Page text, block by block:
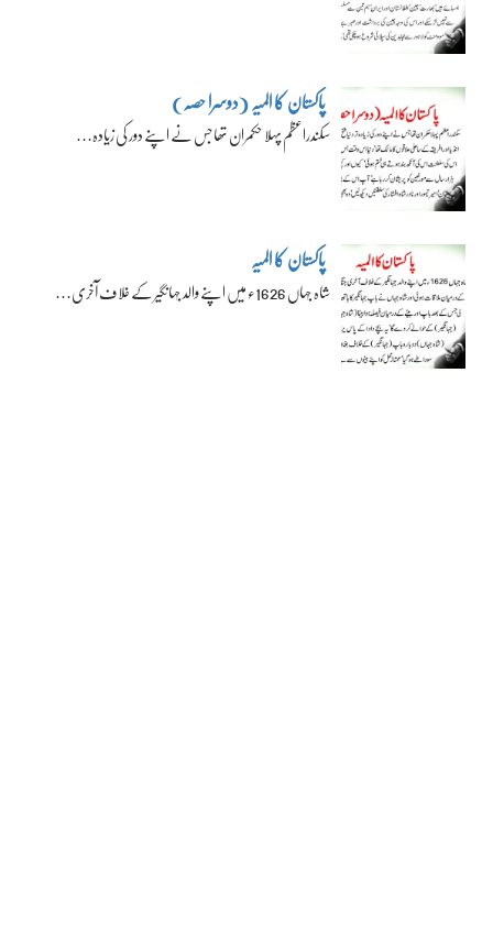
پاکستان کا المیہ (دوسرا حصہ)
سکندراعظم پہلا حکمران تھا جس نے اپنے دور کی زیادہ…
پاکستان کا المیہ
شاہ جہاں 1626ء میں اپنے والد جہانگیر کے خلاف آخری…